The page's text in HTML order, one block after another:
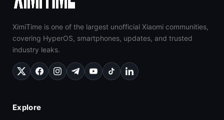
XimiTime is one of the largest unofficial Xiaomi communities,
covering HyperOS, smartphones, updates, and trusted
industry leaks.
Explore